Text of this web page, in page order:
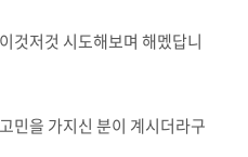
것저것 시도해보며 해멨답니
민을 가지신 분이 계시더라구